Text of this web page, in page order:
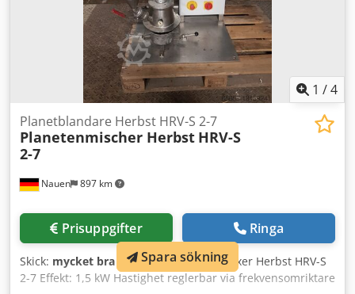
1 /4
Nauen 897 km
Planetblandare Herbst HRV-S 2-7
Planetenmischer Herbst HRV-S
2-7
Prisuppgifter Ringa
Skick: mycket bra (begagnad) , Planettmixer Herbst HRV-S
2-7 Effekt: 1,5 kW Hastighet reglerbar via frekvensomriktare
Spara sökning